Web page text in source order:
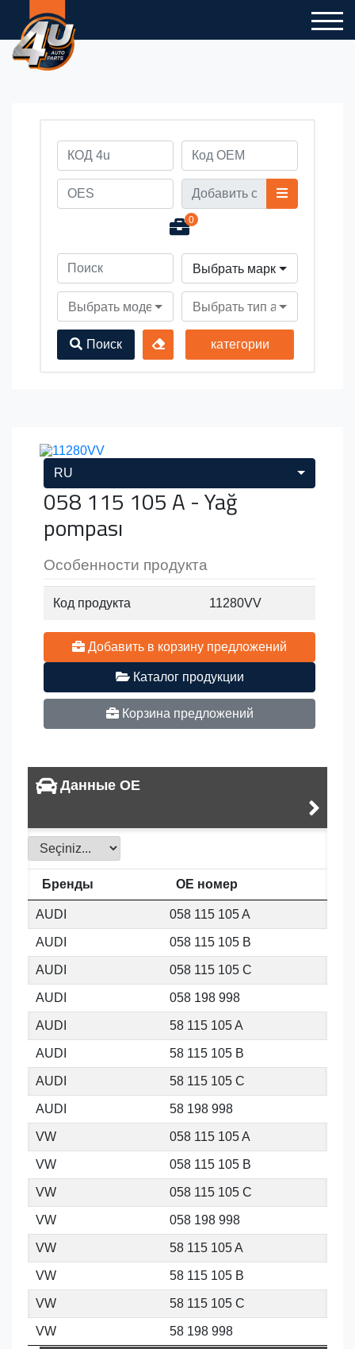
0
Выбрать марку
Выбрать модель автомобиляВыбрать тип автомобиля
Поиск категории
RU
058 115 105 A - Yağ
pompası
Особенности продукта
Код продукта 11280VV
Добавить в корзину предложений
Каталог продукции
Корзина предложений
Данные OE
Бренды OE номер
AUDI 058 115 105 A
AUDI 058 115 105 B
AUDI 058 115 105 C
AUDI 058 198 998
AUDI 58 115 105 A
AUDI 58 115 105 B
AUDI 58 115 105 C
AUDI 58 198 998
VW 058 115 105 A
VW 058 115 105 B
VW 058 115 105 C
VW 058 198 998
VW 58 115 105 A
VW 58 115 105 B
VW 58 115 105 C
VW 58 198 998